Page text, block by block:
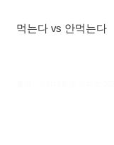
먹는다 vs 안먹는다